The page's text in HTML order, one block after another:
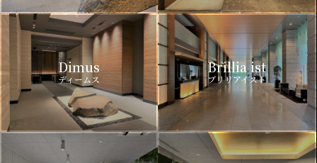
Dimus
ディームス
Brillia ist
ブリリアイスト